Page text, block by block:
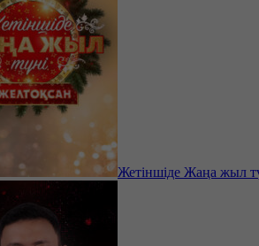
Жетіншіде Жаңа жыл